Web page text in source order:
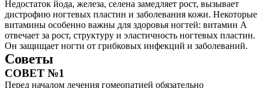
Недостаток йода, железа, селена замедляет рост, вызывает
дистрофию ногтевых пластин и заболевания кожи. Некоторые
витамины особенно важны для здоровья ногтей: витамин А
отвечает за рост, структуру и эластичность ногтевых пластин.
Он защищает ногти от грибковых инфекций и заболеваний.
Советы
СОВЕТ №1
Перед началом лечения гомеопатией обязательно